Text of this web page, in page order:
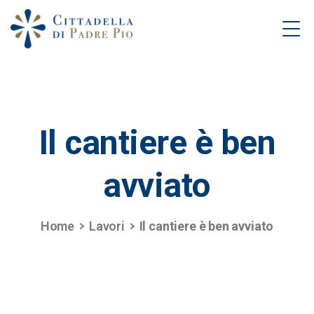
Il cantiere è ben
avviato
Home Lavori Il cantiere è ben avviato